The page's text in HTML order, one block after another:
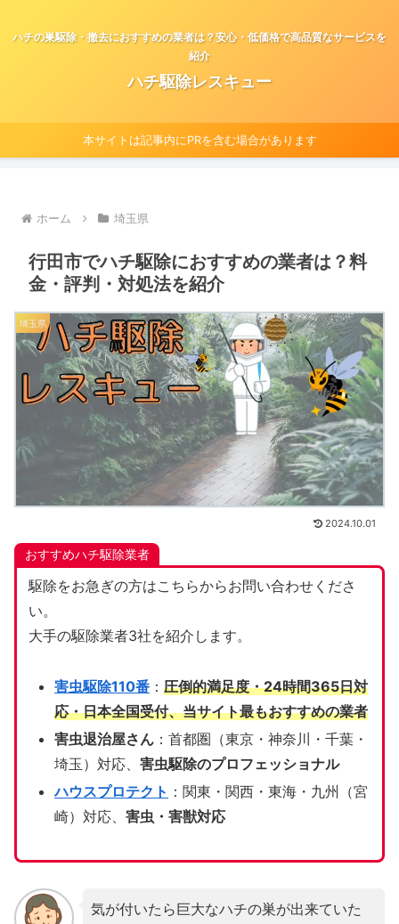
ハチの巣駆除・撤去におすすめの業者は？安心・低価格で高品質なサービスを
紹介
ハチ駆除レスキュー
本サイトは記事内にPRを含む場合があります
ホーム 埼玉県
行田市でハチ駆除におすすめの業者は？料
金・評判・対処法を紹介
埼玉県
2024.10.01
おすすめハチ駆除業者
駆除をお急ぎの方はこちらからお問い合わせくださ
い。
大手の駆除業者3社を紹介します。
害虫駆除110番： 圧倒的満足度・24時間365日対
応・日本全国受付、当サイト最もおすすめの業者
害虫退治屋さん：首都圏（東京・神奈川・千葉・
埼玉）対応、 害虫駆除のプロフェッショナル
ハウスプロテクト ：関東・関西・東海・九州（宮
崎）対応、 害虫・害獣対応
気が付いたら巨大なハチの巣が出来ていた